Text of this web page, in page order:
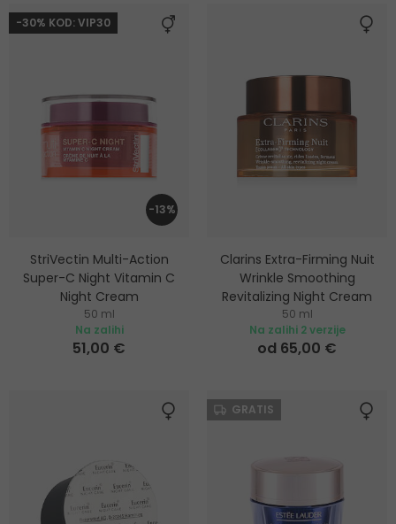
-30% KOD: VIP30
-13%
StriVectin Multi-Action
Super-C Night Vitamin C
Night Cream
Posvjetljujuća noćna krema s
vitaminom C
50 ml
Na zalihi
51,00 €
Clarins Extra-Firming Nuit
Wrinkle Smoothing
Revitalizing Night Cream
Učvršćujuća i zaglađujuća
noćna krema za lice
50 ml
Na zalihi 2 verzije
od 65,00 €
GRATIS